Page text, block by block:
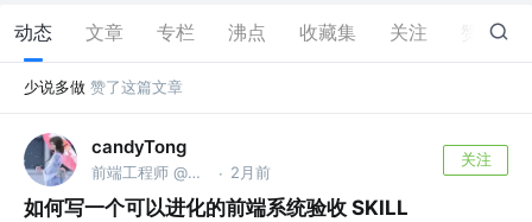
动态 文章 专栏 沸点 收藏集 关注 917
少说多做 赞了这篇文章
candyTong
前端工程师 @字节 · 2月前
关注
如何写一个可以进化的前端系统验收 SKILL